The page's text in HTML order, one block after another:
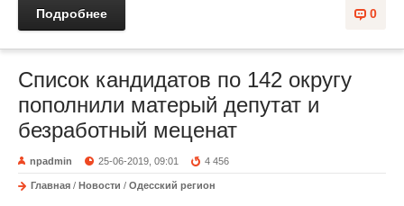
0
Подробнее
Список кандидатов по 142 округу
пополнили матерый депутат и
безработный меценат
npadmin 25-06-2019, 09:01 4 456
Главная / Новости / Одесский регион